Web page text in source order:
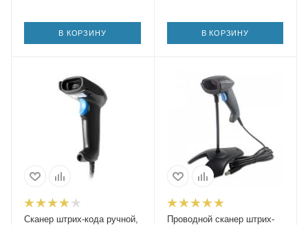
В КОРЗИНУ В КОРЗИНУ
Сканер штрих-кода ручной,
Проводной сканер штрих-